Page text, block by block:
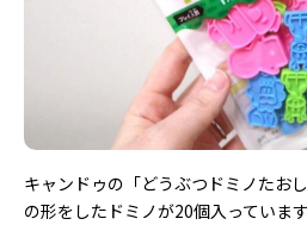
キャンドゥの「どうぶつドミノたお
の形をしたドミノが20個入っていま